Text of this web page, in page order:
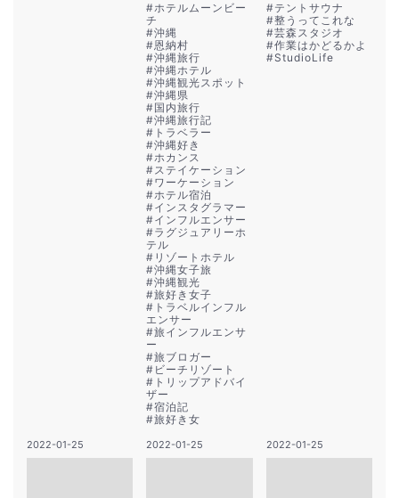
#ホテルムーンビー
チ
#沖縄
#恩納村
#沖縄旅行
#沖縄ホテル
#沖縄観光スポット
#沖縄県
#国内旅行
#沖縄旅行記
# トラベラー
#沖縄好き
#ホカンス
#ステイケーション
#ワーケーション
#ホテル宿泊
#インスタグラマー
#インフルエンサー
#ラグジュアリーホ
テル
# リゾートホテル
#沖縄女子旅
#沖縄観光
#旅好き女子
# トラベルインフル
エンサー
#旅インフルエンサ
ー
#旅ブロガー
# ビーチリゾート
# トリップアドバイ
ザー
#宿泊記
#旅好き女
#テントサウナ
#整うってこれな
#芸森スタジオ
#作業はかどるかよ
#StudioLife
2022-01-25 2022-01-25 2022-01-25